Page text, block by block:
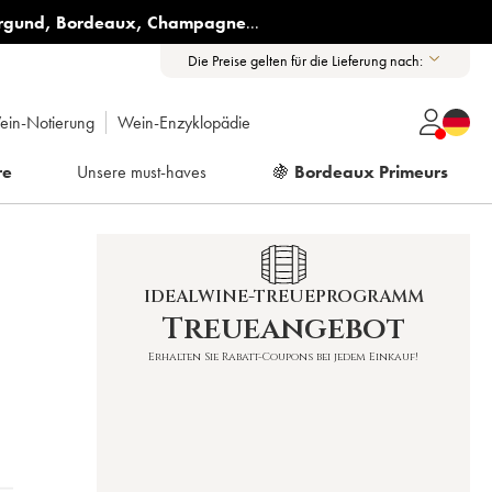
, Bordeaux, Champagne...
Die Preise gelten für die Lieferung nach:
Notierung Wein-Enzyklopädie
Unsere must-haves 🍇 Bordeaux Primeurs
IDEALWINE-TREUEPROGRAMM
Treueangebot
Erhalten Sie Rabatt-Coupons bei jedem Einkauf!